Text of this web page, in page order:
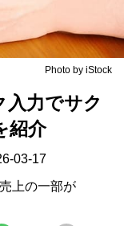
Photo by iStock
入力でサク
紹介
03-17
上の一部が